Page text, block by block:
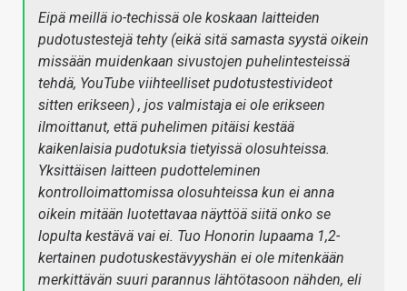
Eipä meillä io-techissä ole koskaan laitteiden
pudotustestejä tehty (eikä sitä samasta syystä oikein
missään muidenkaan sivustojen puhelintesteissä
tehdä, YouTube viihteelliset pudotustestivideot
sitten erikseen) , jos valmistaja ei ole erikseen
ilmoittanut, että puhelimen pitäisi kestää
kaikenlaisia pudotuksia tietyissä olosuhteissa.
Yksittäisen laitteen pudotteleminen
kontrolloimattomissa olosuhteissa kun ei anna
oikein mitään luotettavaa näyttöä siitä onko se
lopulta kestävä vai ei. Tuo Honorin lupaama 1,2-
kertainen pudotuskestävyyshän ei ole mitenkään
merkittävän suuri parannus lähtötasoon nähden, eli